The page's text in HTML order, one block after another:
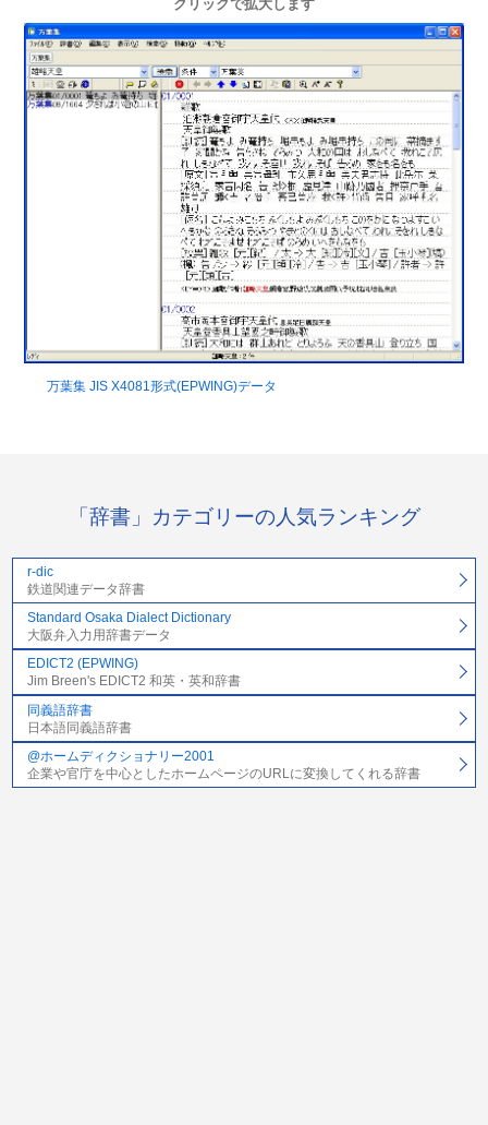
クリックで拡大します
万葉集 JIS X4081形式(EPWING)データ
「辞書」カテゴリーの人気ランキング
r-dic
鉄道関連データ辞書
Standard Osaka Dialect Dictionary
大阪弁入力用辞書データ
EDICT2 (EPWING)
Jim Breen's EDICT2 和英・英和辞書
同義語辞書
日本語同義語辞書
@ホームディクショナリー2001
企業や官庁を中心としたホームページのURLに変換してくれる辞書